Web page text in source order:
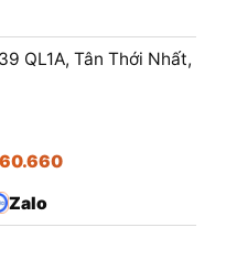
QL1A, Tân Thới Nhất,
Zalo